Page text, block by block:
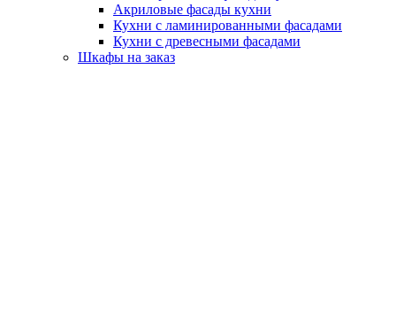
Акриловые фасады кухни
Кухни с ламинированными фасадами
Кухни с древесными фасадами
Шкафы на заказ